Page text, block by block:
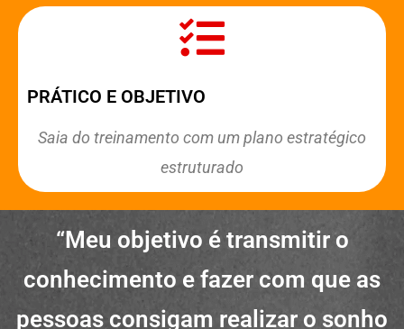
PRÁTICO E OBJETIVO
Saia do treinamento com um plano estratégico
estruturado
“Meu objetivo é transmitir o
conhecimento e fazer com que as
pessoas consigam realizar o sonho